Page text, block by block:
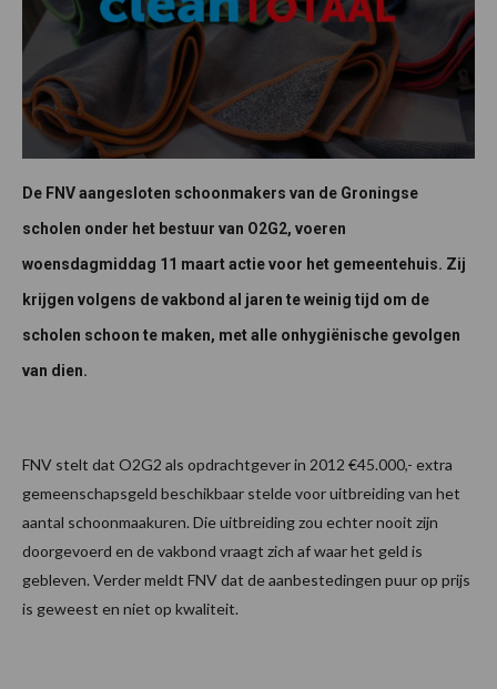
De FNV aangesloten schoonmakers van de Groningse
scholen onder het bestuur van O2G2, voeren
woensdagmiddag 11 maart actie voor het gemeentehuis. Zij
krijgen volgens de vakbond al jaren te weinig tijd om de
scholen schoon te maken, met alle onhygiënische gevolgen
van dien.
FNV stelt dat O2G2 als opdrachtgever in 2012 €45.000,- extra
gemeenschapsgeld beschikbaar stelde voor uitbreiding van het
aantal schoonmaakuren. Die uitbreiding zou echter nooit zijn
doorgevoerd en de vakbond vraagt zich af waar het geld is
gebleven. Verder meldt FNV dat de aanbestedingen puur op prijs
is geweest en niet op kwaliteit.